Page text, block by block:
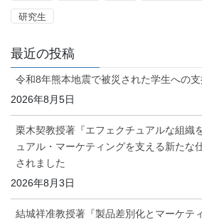
研究生
最近の投稿
令和8年熊本地震で被災された学生への
2026年8月5日
栗木契教授著『エフェクチュアルな組織
ュアル・マーケティングを支える新たな
されました
2026年8月3日
結城祥准教授著『製品差別化とマーケテ